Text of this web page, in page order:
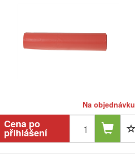
Na objednávku
Cena po
přihlášení